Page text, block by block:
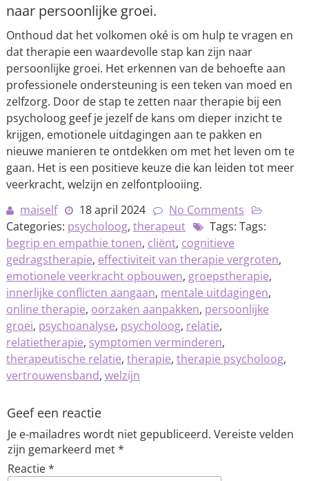
naar persoonlijke groei.
Onthoud dat het volkomen oké is om hulp te vragen en
dat therapie een waardevolle stap kan zijn naar
persoonlijke groei. Het erkennen van de behoefte aan
professionele ondersteuning is een teken van moed en
zelfzorg. Door de stap te zetten naar therapie bij een
psycholoog geef je jezelf de kans om dieper inzicht te
krijgen, emotionele uitdagingen aan te pakken en
nieuwe manieren te ontdekken om met het leven om te
gaan. Het is een positieve keuze die kan leiden tot meer
veerkracht, welzijn en zelfontplooiing.
maiself
18 april 2024
No Comments
Categories: psycholoog, therapeut
Tags: Tags:
begrip en empathie tonen, cliënt, cognitieve
gedragstherapie, effectiviteit van therapie vergroten,
emotionele veerkracht opbouwen, groepstherapie,
innerlijke conflicten aangaan, mentale uitdagingen,
online therapie, oorzaken aanpakken, persoonlijke
groei, psychoanalyse, psycholoog, relatie,
relatietherapie, symptomen verminderen,
therapeutische relatie, therapie, therapie psycholoog,
vertrouwensband, welzijn
Geef een reactie
Je e-mailadres wordt niet gepubliceerd. Vereiste velden
zijn gemarkeerd met*
Reactie*